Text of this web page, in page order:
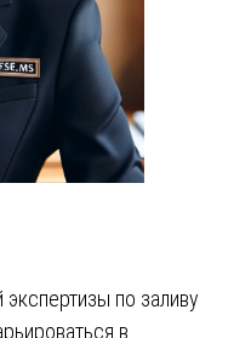
по заливу
в